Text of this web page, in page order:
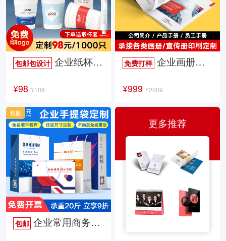
包邮包设计 企业纸杯定制
¥98 ¥108
免费打样企业画册定制
¥999 ¥2009
包邮 企业常用商务手提袋
包邮
更多推荐